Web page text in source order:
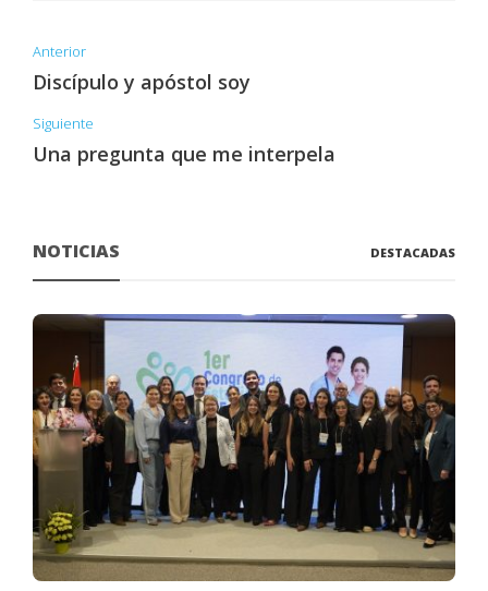
Anterior
Discípulo y apóstol soy
Siguiente
Una pregunta que me interpela
NOTICIAS DESTACADAS